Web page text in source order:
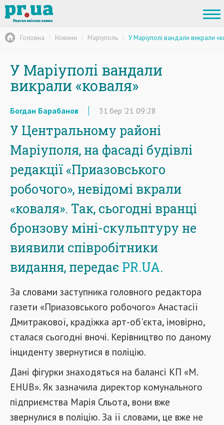
Головна Новини Маріуполь У Маріуполі вандали викрали
У Маріуполі вандали
викрали «коваля»
Богдан Барабанов 31 бер '21 09:28
У Центральному районі
Маріуполя, на фасаді будівлі
редакції «Приазовського
робочого», невідомі вкрали
«коваля». Так, сьогодні вранці
бронзову міні-скульптуру не
виявили співробітники
видання, передає PR.UA.
За словами заступника головного редактора
газети «Приазовського робочого» Анастасії
Дмитракової, крадіжка арт-об'єкта, імовірно,
сталася сьогодні вночі. Керівництво по даному
інциденту звернутися в поліцію.
Дані фігурки знаходяться на балансі КП «M.
EHUB». Як зазначила директор комунального
підприємства Марія Сльота, вони вже
звернулися в поліцію. За її словами, це вже не